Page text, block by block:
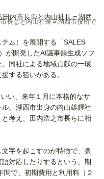
長㊧と内山社長＝湖西市役所で
ム）を展開する「SALES
が開発したAI議事録生成ソフ
同社による地域貢献の一環
する狙いがある。
い、来年１月に本格的なサ
。湖西市出身の内山雄輝社
考え、田内浩之市長らに相
字を起こすのが特徴で、条
対応したりするという。期
で、初期費用と利用料（２